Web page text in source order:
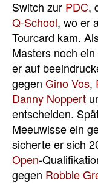
Switch zur PDC,
Q-School, wo er
Tourcard kam.
Masters noch
er auf
gegen Gino Vos,
Danny Noppert
entscheiden.
Meeuwisse ein
sicherte er sich
Open-
gegen Robbie